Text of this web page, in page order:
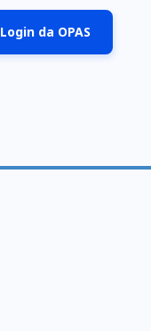
Login da OPAS